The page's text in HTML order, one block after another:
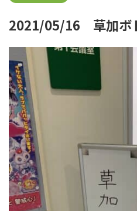
2021/05/16 草加ボ